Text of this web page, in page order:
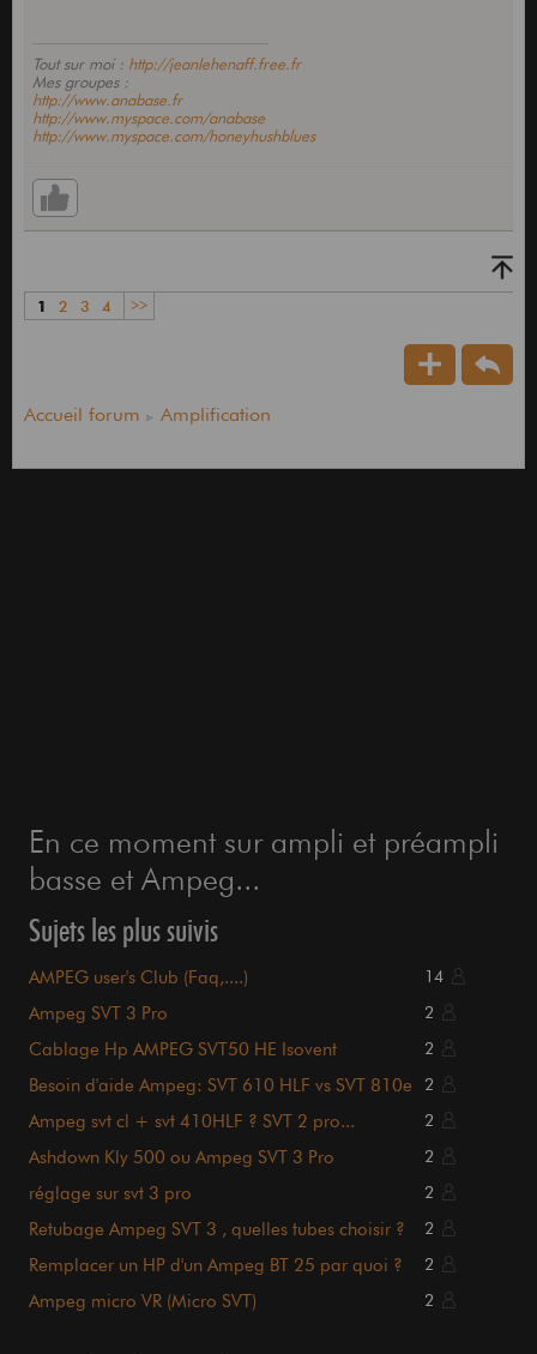
Tout sur moi : http://jeanlehenaff.free.fr
Mes groupes :
http://www.anabase.fr
http://www.myspace.com/anabase
http://www.myspace.com/honeyhushblues
1 2 3 4 >>
Accueil forum Amplification
En ce moment sur ampli et préampli
basse et Ampeg...
Sujets les plus suivis
AMPEG user's Club (Faq,....) 14
Ampeg SVT 3 Pro 2
Cablage Hp AMPEG SVT50 HE Isovent 2
Besoin d'aide Ampeg: SVT 610 HLF vs SVT 810e 2
Ampeg svt cl + svt 410HLF ? SVT 2 pro... 2
Ashdown Kly 500 ou Ampeg SVT 3 Pro 2
réglage sur svt 3 pro 2
Retubage Ampeg SVT 3 , quelles tubes choisir ? 2
Remplacer un HP d'un Ampeg BT 25 par quoi ? 2
Ampeg micro VR (Micro SVT) 2